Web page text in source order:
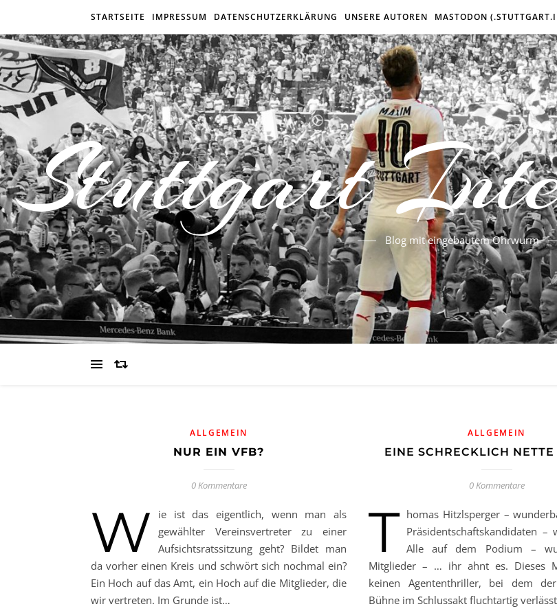
STARTSEITE IMPRESSUM DATENSCHUTZERKLÄRUNG UNSERE AUTOREN MASTODON
Stuttgart Blog mit eingebautem Ohrwurm
ALLGEMEIN
NUR EIN VFB?
0 Kommentare
W
ie ist das eigentlich, wenn man als
gewählter Vereinsvertreter zu einer
Aufsichtsratssitzung geht? Bildet man
da vorher einen Kreis und schwört sich nochmal ein?
Ein Hoch auf das Amt, ein Hoch auf die Mitglieder, die
wir vertreten. Im Grunde ist…
ALLGEMEIN
EINE SCHRECKLICH
0 Kommentare
T homas Hitzlsperger –
Präsidentschaftskandidaten –
Alle auf dem Podium –
Mitglieder – … ihr ahnt es. Dieses
keinen Agententhriller, bei dem
Bühne im Schlussakt fluchtartig